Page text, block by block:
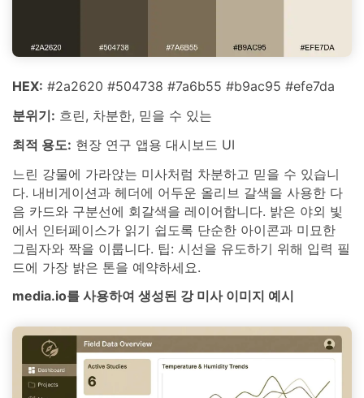
HEX: #2a2620 #504738 #7a6b55 #b9ac95 #efe7da
분위기: 흐린, 차분한, 믿을 수 있는
최적 용도: 현장 연구 앱용 대시보드 UI
느린 강물에 가라앉는 미사처럼 차분하고 믿을 수 있습니
다. 내비게이션과 헤더에 어두운 올리브 갈색을 사용한 다
음 카드와 구분선에 회갈색을 레이어합니다. 밝은 야외 빛
에서 인터페이스가 읽기 쉽도록 단순한 아이콘과 미묘한
그림자와 짝을 이룹니다. 팁: 시선을 유도하기 위해 입력 필
드에 가장 밝은 톤을 예약하세요.
media.io를 사용하여 생성된 강 미사 이미지 예시